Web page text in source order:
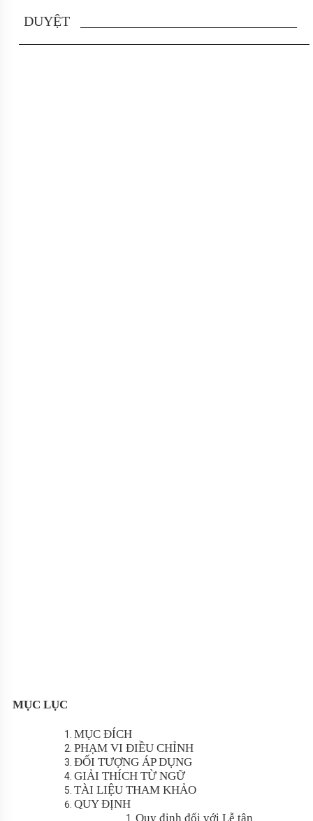
DUYỆT
MỤC LỤC
MỤC ĐÍCH
PHẠM VI ĐIỀU CHỈNH
ĐỐI TƯỢNG ÁP DỤNG
GIẢI THÍCH TỪ NGỮ
TÀI LIỆU THAM KHẢO
QUY ĐỊNH
Quy định đối với Lễ tân